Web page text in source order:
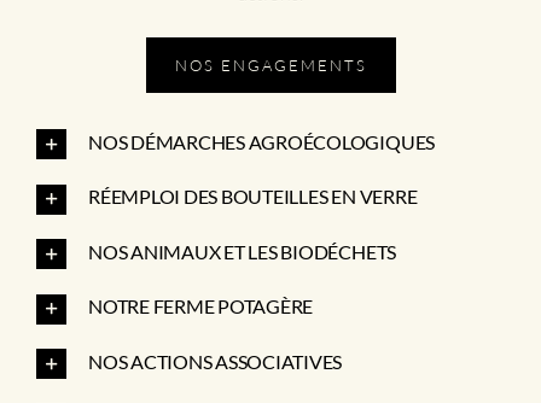
NOS DÉMARCHES AGROÉCOLOGIQUES
RÉEMPLOI DES BOUTEILLES EN VERRE
NOS ANIMAUX ET LES BIODÉCHETS
NOTRE FERME POTAGÈRE
NOS ACTIONS ASSOCIATIVES
NOS ENGAGEMENTS